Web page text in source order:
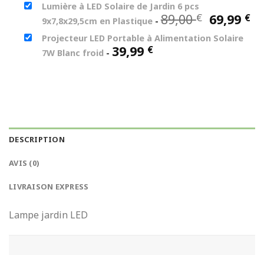
Lumière à LED Solaire de Jardin 6 pcs
9x7,8x29,5cm en Plastique -89,00€ Le
prix
initial
69,99 €
Projecteur LED Portable à Alimentation Solaire
7W Blanc froid - 39,99 €
DESCRIPTION
AVIS (0)
LIVRAISON EXPRESS
Lampe jardin LED